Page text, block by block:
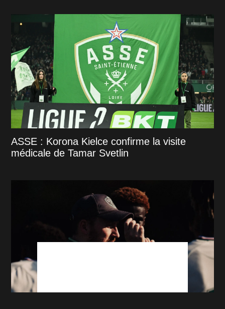
ASSE : Korona Kielce confirme la visite
médicale de Tamar Svetlin